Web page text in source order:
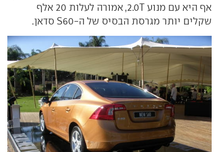
אף היא עם מנוע 2.0T
, אמורה לעלות 20 אלף
שקלים יותר מגרסת הבסיס של ה-S60
סדאן.